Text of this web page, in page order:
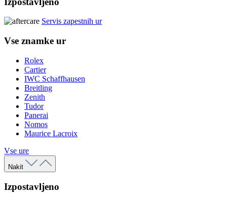
Servis zapestnih ur
Vse znamke ur
Rolex
Cartier
IWC Schaffhausen
Breitling
Zenith
Tudor
Panerai
Nomos
Maurice Lacroix
Vse ure
Nakit
Izpostavljeno